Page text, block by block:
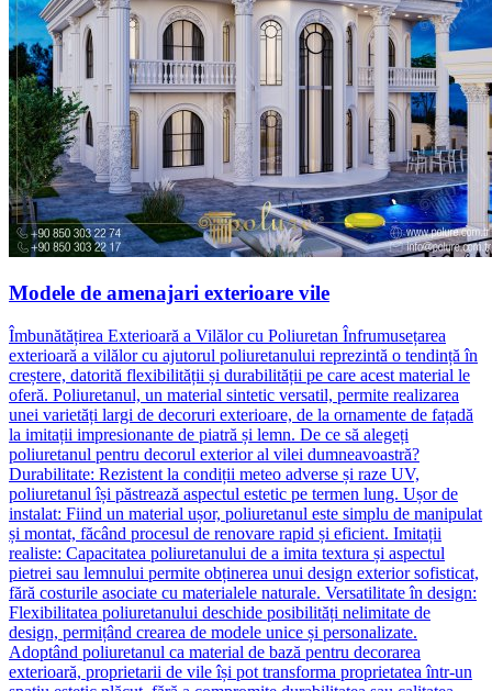
Modele de amenajari exterioare vile
Îmbunătățirea Exterioară a Vilălor cu Poliuretan Înfrumusețarea
exterioară a vilălor cu ajutorul poliuretanului reprezintă o tendință în
creștere, datorită flexibilității și durabilității pe care acest material le
oferă. Poliuretanul, un material sintetic versatil, permite realizarea
unei varietăți largi de decoruri exterioare, de la ornamente de fațadă
la imitații impresionante de piatră și lemn. De ce să alegeți
poliuretanul pentru decorul exterior al vilei dumneavoastră?
Durabilitate: Rezistent la condiții meteo adverse și raze UV,
poliuretanul își păstrează aspectul estetic pe termen lung. Ușor de
instalat: Fiind un material ușor, poliuretanul este simplu de manipulat
și montat, făcând procesul de renovare rapid și eficient. Imitații
realiste: Capacitatea poliuretanului de a imita textura și aspectul
pietrei sau lemnului permite obținerea unui design exterior sofisticat,
fără costurile asociate cu materialele naturale. Versatilitate în design:
Flexibilitatea poliuretanului deschide posibilități nelimitate de
design, permițând crearea de modele unice și personalizate.
Adoptând poliuretanul ca material de bază pentru decorarea
exterioară, proprietarii de vile își pot transforma proprietatea într-un